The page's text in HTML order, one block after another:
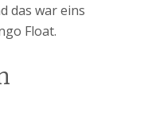
das war eins
Float.